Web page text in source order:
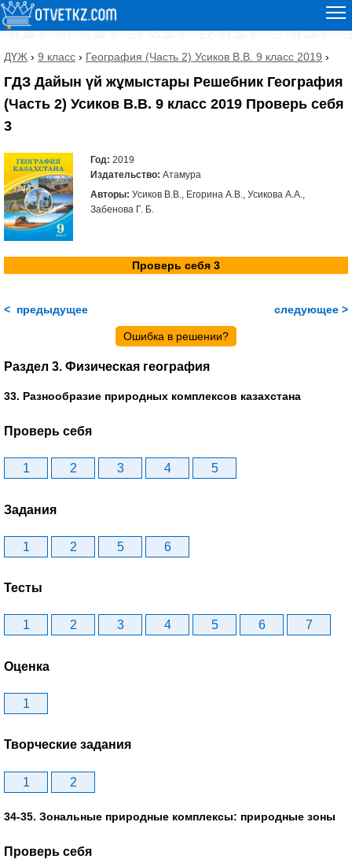
ДҮЖ › 9 класс › География (Часть 2) Усиков В.В. 9 класс 2019 ›
ГДЗ Дайын үй жұмыстары Решебник География
(Часть 2) Усиков В.В. 9 класс 2019 Проверь себя
3
Год: 2019
Издательство: Атамура
Авторы: Усиков В.В., Егорина А.В., Усикова А.А.,
Забенова Г. Б.
Проверь себя 3
< предыдущее следующее >
Ошибка в решении?
Раздел 3. Физическая география
33. Разнообразие природных комплексов казахстана
Проверь себя
1 2 3 4 5
Задания
1 2 5 6
Тесты
1 2 3 4 5 6 7
Оценка
1
Творческие задания
1 2
34-35. Зональные природные комплексы: природные зоны
Проверь себя